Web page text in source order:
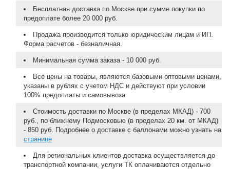
Бесплатная доставка по Москве при сумме покупки по
предоплате более 20 000 руб.
Продажа производится только юридическим лицам и ИП.
Форма расчетов - безналичная.
Минимальная сумма заказа - 10 000 руб.
Все цены на товары, являются базовыми оптовыми ценами,
указаны в рублях с учетом НДС и действуют при условии
100% предоплаты и самовывоза
Стоимость доставки по Москве (в пределах МКАД) - 700
руб., по ближнему Подмосковью (в пределах 20 км. от МКАД)
- 850 руб. Подробнее о доставке с баллонами можно узнать на
странице
Для региональных клиентов доставка осуществляется до
транспортной компании, услуги ТК оплачиваются отдельно